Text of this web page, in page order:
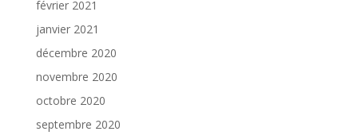
février 2021
janvier 2021
décembre 2020
novembre 2020
octobre 2020
septembre 2020